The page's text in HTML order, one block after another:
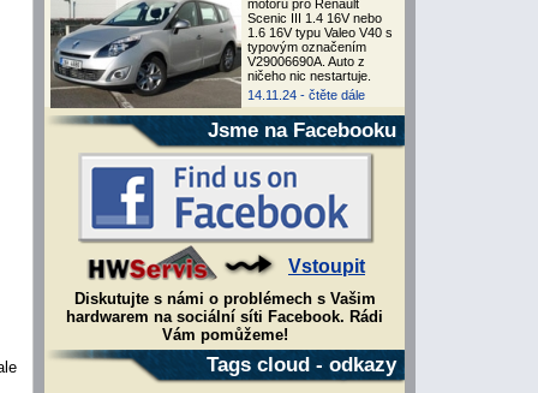
motoru pro Renault
Scenic III 1.4 16V nebo
1.6 16V typu Valeo V40 s
typovým označením
V29006690A. Auto z
ničeho nic nestartuje.
14.11.24 - čtěte dále
Jsme na Facebooku
Vstoupit
Diskutujte s námi o problémech s Vašim
hardwarem na sociální síti Facebook. Rádi
Vám pomůžeme!
Tags cloud - odkazy